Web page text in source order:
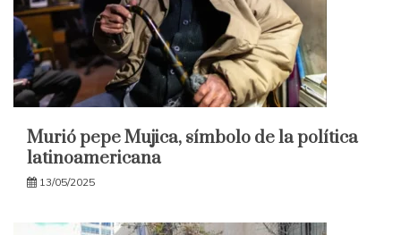
Murió pepe Mujica, símbolo de la política
latinoamericana
13/05/2025